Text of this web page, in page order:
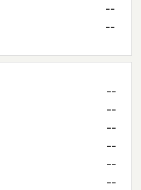
--
--
--
--
--
--
--
--